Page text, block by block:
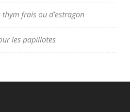
frais ou d’estragon
les papillotes